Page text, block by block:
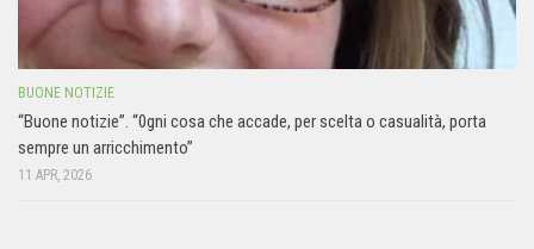
BUONE NOTIZIE
“Buone notizie”. “0gni cosa che accade, per scelta o casualità, porta
sempre un arricchimento”
11 APR, 2026